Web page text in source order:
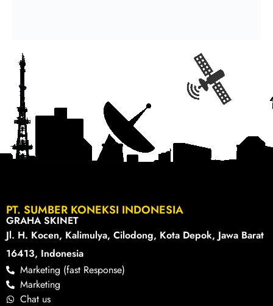
PT. SUMBER KONEKSI INDONESIA
GRAHA SKINET
Jl. H. Kocen, Kalimulya, Cilodong, Kota Depok, Jawa Barat
16413, Indonesia
Marketing (fast Response)
Marketing
Chat us